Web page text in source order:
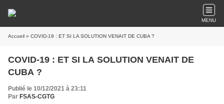
MENU
Accueil » COVID-19 : ET SI LA SOLUTION VENAIT DE CUBA ?
COVID-19 : ET SI LA SOLUTION VENAIT DE
CUBA ?
Publié le 10/12/2021 à 23:11
Par FSAS-CGTG